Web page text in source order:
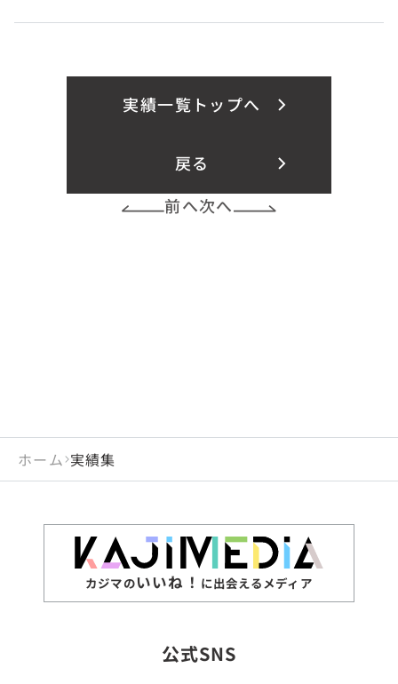
実績一覧トップへ
戻る
前へ次へ
ホーム 実績集
カジマのいいね！ に出会えるメディア
公式SNS